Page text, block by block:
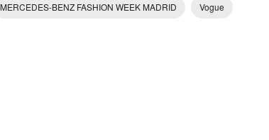
MERCEDES-BENZ FASHION WEEK MADRID Vogue